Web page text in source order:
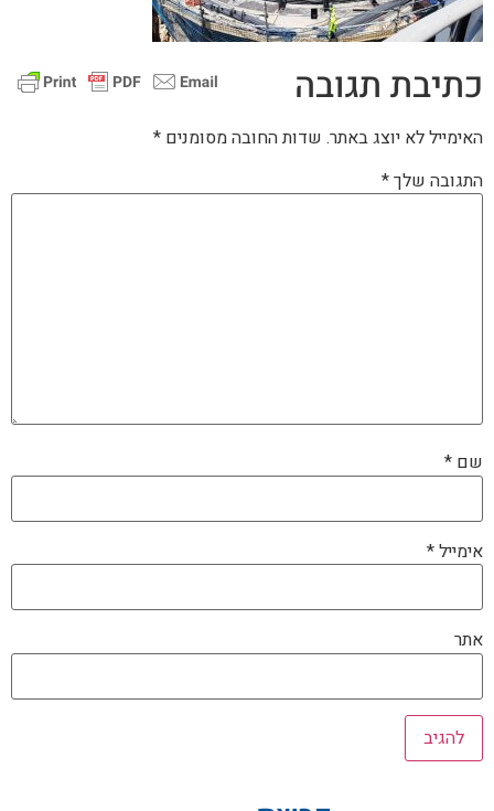
כתיבת תגובה
האימייל לא יוצג באתר. שדות החובה מסומנים *
התגובה שלך*
שם *
אימייל*
אתר